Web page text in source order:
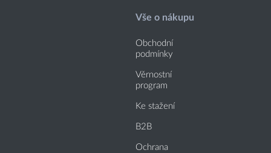
Vše o nákupu
Obchodní
podmínky
Věrnostní
program
Ke stažení
B2B
Ochrana